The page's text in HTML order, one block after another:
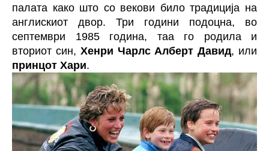
палата како што со векови било традиција на
англискиот двор. Три години подоцна, во
септември 1985 година, таа го родила и
вториот син, Хенри Чарлс Алберт Давид, или
принцот Хари.